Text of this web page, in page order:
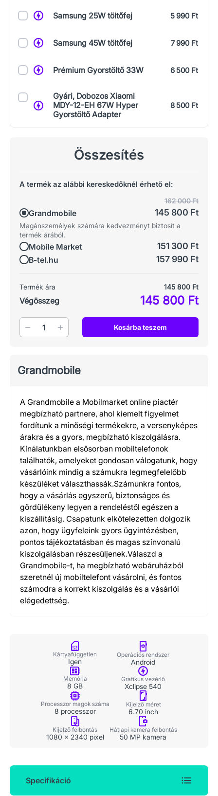
Samsung 25W töltőfej 5 990 Ft
Samsung 45W töltőfej 7 990 Ft
Prémium Gyorstöltő 33W 6 500 Ft
Gyári, Dobozos Xiaomi
MDY-12-EH 67W Hyper
Gyorstöltő Adapter
8 500 Ft
Összesítés
A termék az alábbi kereskedőknél érhető el:
Grandmobile
162 000 Ft
145 800 Ft
Magánszemélyek számára kedvezményt biztosít a
termék árából.
Mobile Market 151 300 Ft
B-tel.hu 157 990 Ft
Termék ára 145 800 Ft
Végösszeg 145 800 Ft
Mennyiség Kosárba teszem
Grandmobile
A Grandmobile a Mobilmarket online piactér
megbízható partnere, ahol kiemelt figyelmet
fordítunk a minőségi termékekre, a versenyképes
árakra és a gyors, megbízható kiszolgálásra.
Kínálatunkban elsősorban mobiltelefonok
találhatók, amelyeket gondosan válogatunk, hogy
vásárlóink mindig a számukra legmegfelelőbb
készüléket választhassák.Számunkra fontos,
hogy a vásárlás egyszerű, biztonságos és
gördülékeny legyen a rendeléstől egészen a
kiszállításig. Csapatunk elkötelezetten dolgozik
azon, hogy ügyfeleink gyors ügyintézésben,
pontos tájékoztatásban és magas színvonalú
kiszolgálásban részesüljenek.Válaszd a
Grandmobile-t, ha megbízható webáruházból
szeretnél új mobiltelefont vásárolni, és fontos
számodra a korrekt kiszolgálás és a vásárlói
elégedettség.
Kártyafüggetlen
Igen
Operációs rendszer
Android
Memória
8 GB
Grafikus vezérlő
Xclipse 540
Processzor magok száma
8 processzor
Kijelző méret
6.70 inch
Kijelző felbontás
1080 x 2340 pixel
Hátlapi kamera felbontás
50 MP kamera
Specifikáció